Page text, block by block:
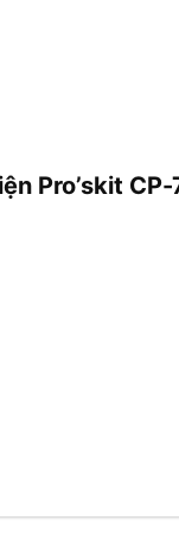
Pro’skit